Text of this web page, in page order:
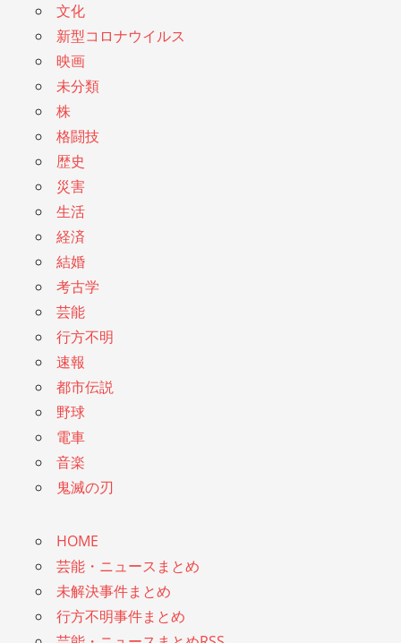
文化
新型コロナウイルス
映画
未分類
株
格闘技
歴史
災害
生活
経済
結婚
考古学
芸能
行方不明
速報
都市伝説
野球
電車
音楽
鬼滅の刃
HOME
芸能・ニュースまとめ
未解決事件まとめ
行方不明事件まとめ